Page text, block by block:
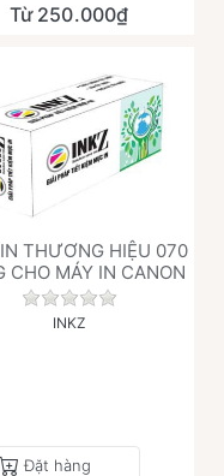
Từ 250.000₫
sản phẩm này.
THƯƠNG HIỆU 070
CHO MÁY IN CANON
Chưa có đánh giá
INKZ
Đặt hàng